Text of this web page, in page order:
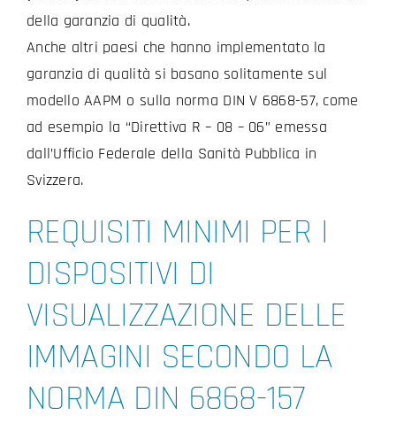
della garanzia di qualità.
Anche altri paesi che hanno implementato la
garanzia di qualità si basano solitamente sul
modello AAPM o sulla norma DIN V 6868-57, come
ad esempio la “Direttiva R – 08 – 06” emessa
dall’Ufficio Federale della Sanità Pubblica in
Svizzera.
REQUISITI MINIMI PER I
DISPOSITIVI DI
VISUALIZZAZIONE DELLE
IMMAGINI SECONDO LA
NORMA DIN 6868-157